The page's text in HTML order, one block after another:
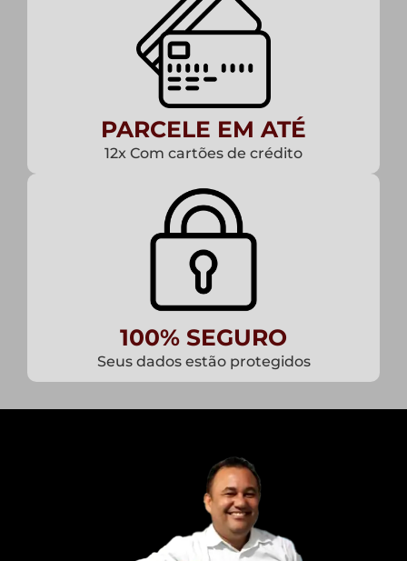
PARCELE EM ATÉ
12x Com cartões de crédito
100% SEGURO
Seus dados estão protegidos